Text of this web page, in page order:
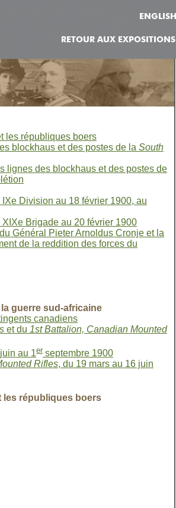
ENGLISH
RETOUR AUX EXPOSITIONS
les républiques boers
blockhaus et des postes de la South
lignes des blockhaus et des postes de
Division au 18 février 1900, au
Brigade au 20 février 1900
du Général Pieter Arnoldus Cronje et la
de la reddition des forces du
guerre sud-africaine
canadiens
et du 1st Battalion, Canadian Mounted
au 1er septembre 1900
Rifles, du 19 mars au 16 juin
les républiques boers